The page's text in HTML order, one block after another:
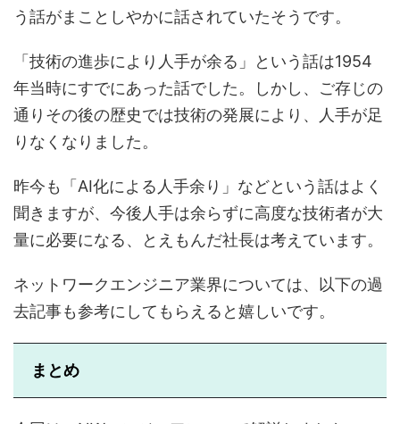
う話がまことしやかに話されていたそうです。
「技術の進歩により人手が余る」という話は1954
年当時にすでにあった話でした。しかし、ご存じの
通りその後の歴史では技術の発展により、人手が足
りなくなりました。
昨今も「AI化による人手余り」などという話はよく
聞きますが、今後人手は余らずに高度な技術者が大
量に必要になる、とえもんだ社長は考えています。
ネットワークエンジニア業界については、以下の過
去記事も参考にしてもらえると嬉しいです。
まとめ